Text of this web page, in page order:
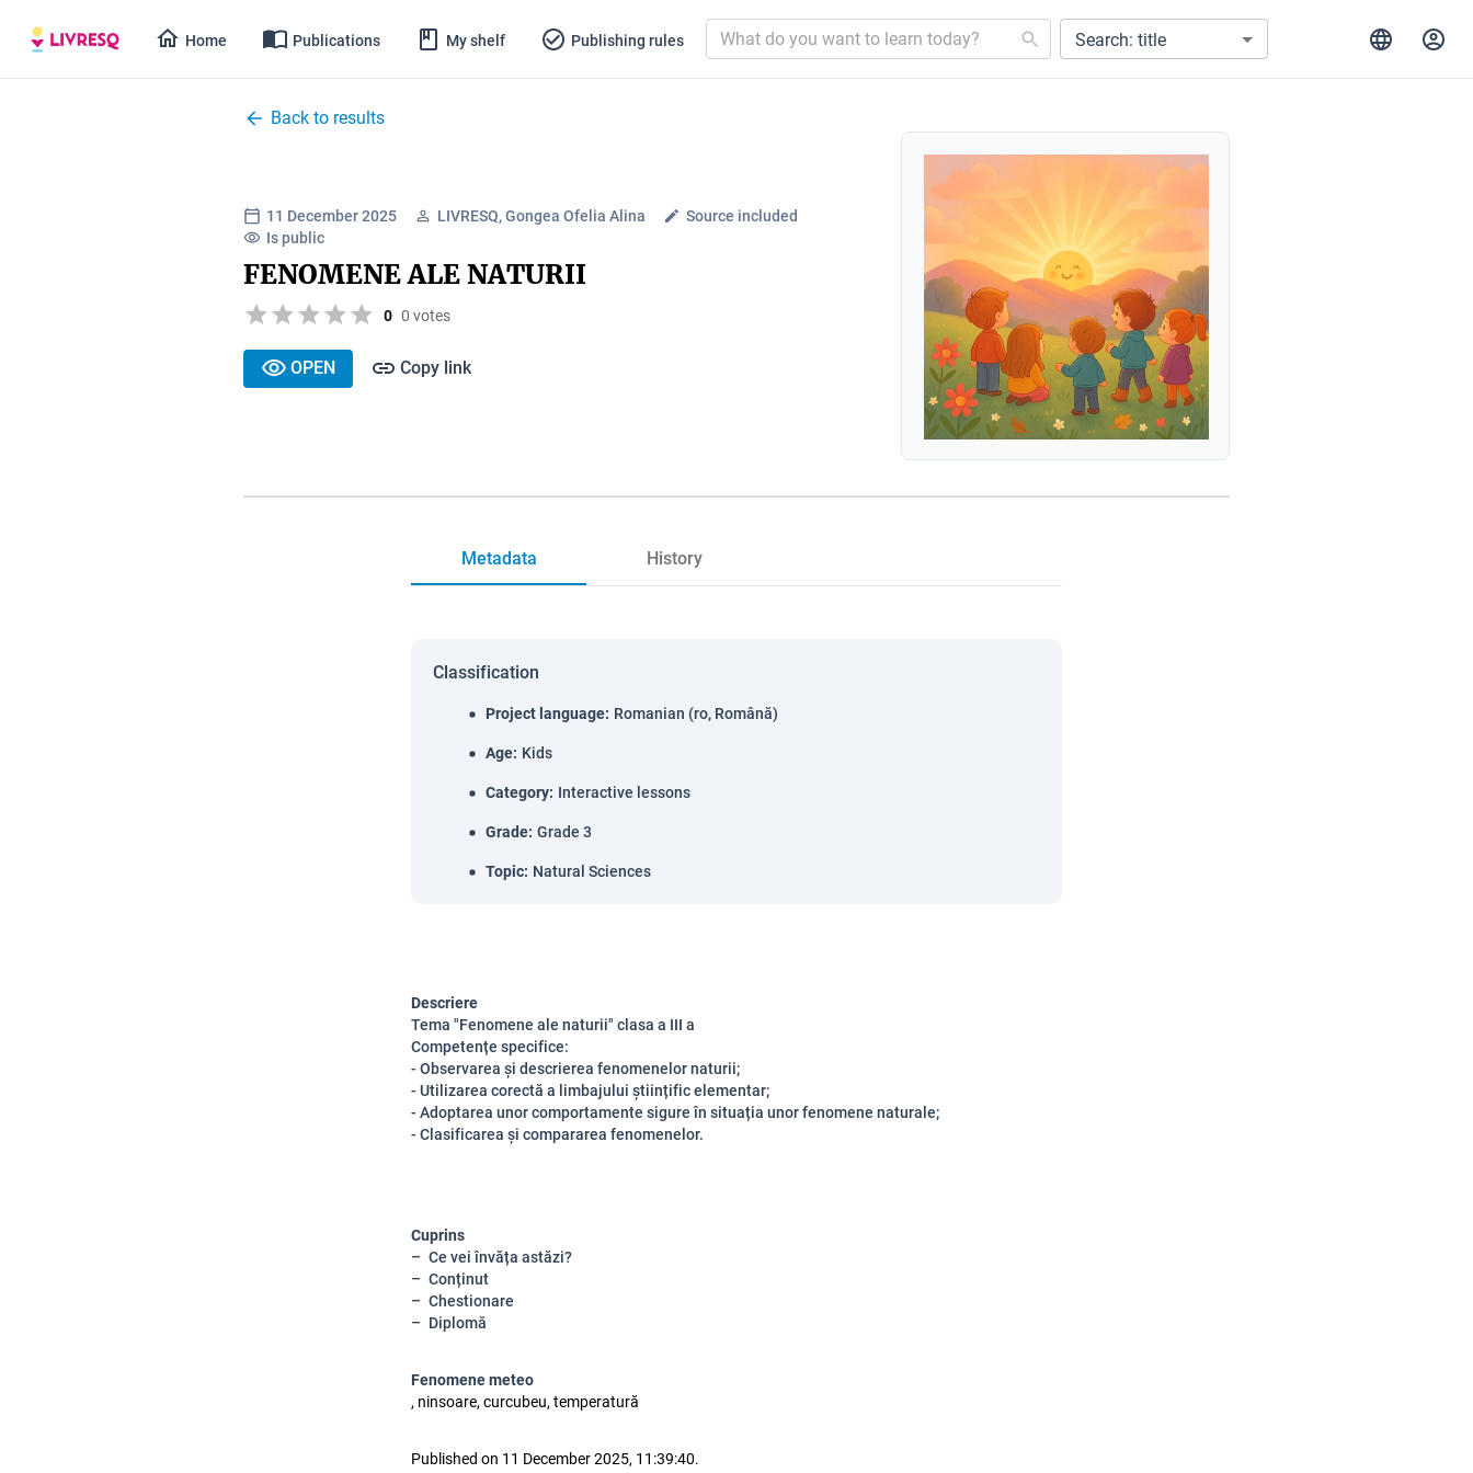
Home Publications My shelf Publishing rules Search: title
Back to results
11 December 2025 LIVRESQ, Gongea Ofelia Alina
Source included
Is public
FENOMENE ALE NATURII
0 0 votes
OPEN Copy link
Metadata History
Classification
Project language: Romanian (ro, Română)
Age: Kids
Category: Interactive lessons
Grade: Grade 3
Topic: Natural Sciences
Descriere
Tema "Fenomene ale naturii" clasa a III a
Competențe specifice:
- Observarea și descrierea fenomenelor naturii;
- Utilizarea corectă a limbajului științific elementar;
- Adoptarea unor comportamente sigure în situația unor fenomene naturale;
- Clasificarea și compararea fenomenelor.
Cuprins
Ce vei învăța astăzi?
Conținut
Chestionare
Diplomă
Fenomene meteo
, ninsoare, curcubeu, temperatură
Published on 11 December 2025, 11:39:40.